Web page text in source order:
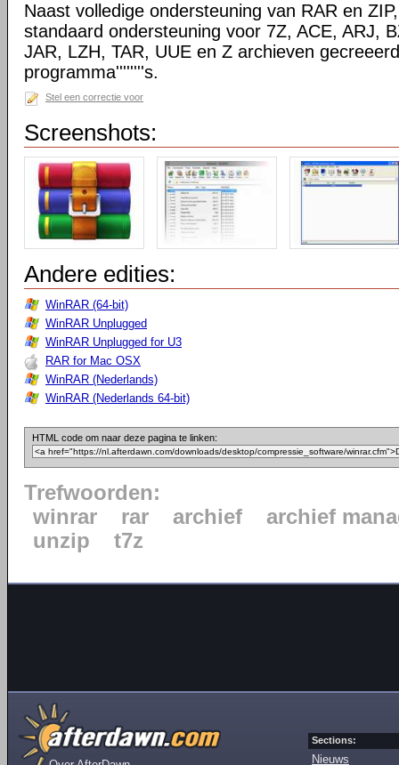
Naast volledige ondersteuning van RAR en
standaard ondersteuning voor 7Z, ACE, ARJ,
JAR, LZH, TAR, UUE en Z archieven
programma''''''''s.
Stel een correctie voor
Screenshots:
Andere edities:
WinRAR (64-bit)
WinRAR Unplugged
WinRAR Unplugged for U3
RAR for Mac OSX
WinRAR (Nederlands)
WinRAR (Nederlands 64-bit)
HTML code om naar deze pagina te linken:
Trefwoorden:
winrar
rar archief
archief
unzip
t7z
Sections:
Nieuws